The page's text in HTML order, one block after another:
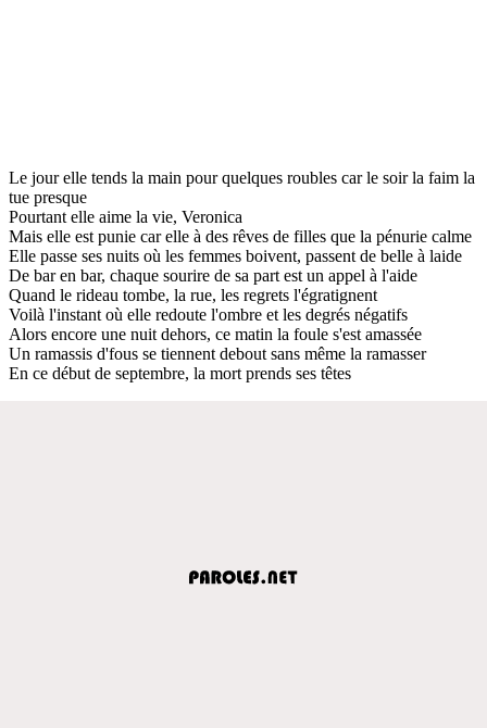
Le jour elle tends la main pour quelques roubles car le soir la faim la
tue presque
Pourtant elle aime la vie, Veronica
Mais elle est punie car elle à des rêves de filles que la pénurie calme
Elle passe ses nuits où les femmes boivent, passent de belle à laide
De bar en bar, chaque sourire de sa part est un appel à l'aide
Quand le rideau tombe, la rue, les regrets l'égratignent
Voilà l'instant où elle redoute l'ombre et les degrés négatifs
Alors encore une nuit dehors, ce matin la foule s'est amassée
Un ramassis d'fous se tiennent debout sans même la ramasser
En ce début de septembre, la mort prends ses têtes